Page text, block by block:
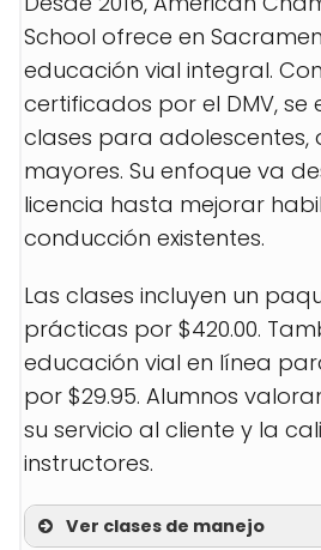
School ofrece en
educación vial integral.
certificados por el DMV, se
clases para adolescentes,
mayores. Su enfoque va
licencia hasta mejorar
conducción existentes.
Las clases incluyen un
prácticas por $420.00.
educación vial en línea
por $29.95. Alumnos
su servicio al cliente y la
instructores.
Ver clases de manejo